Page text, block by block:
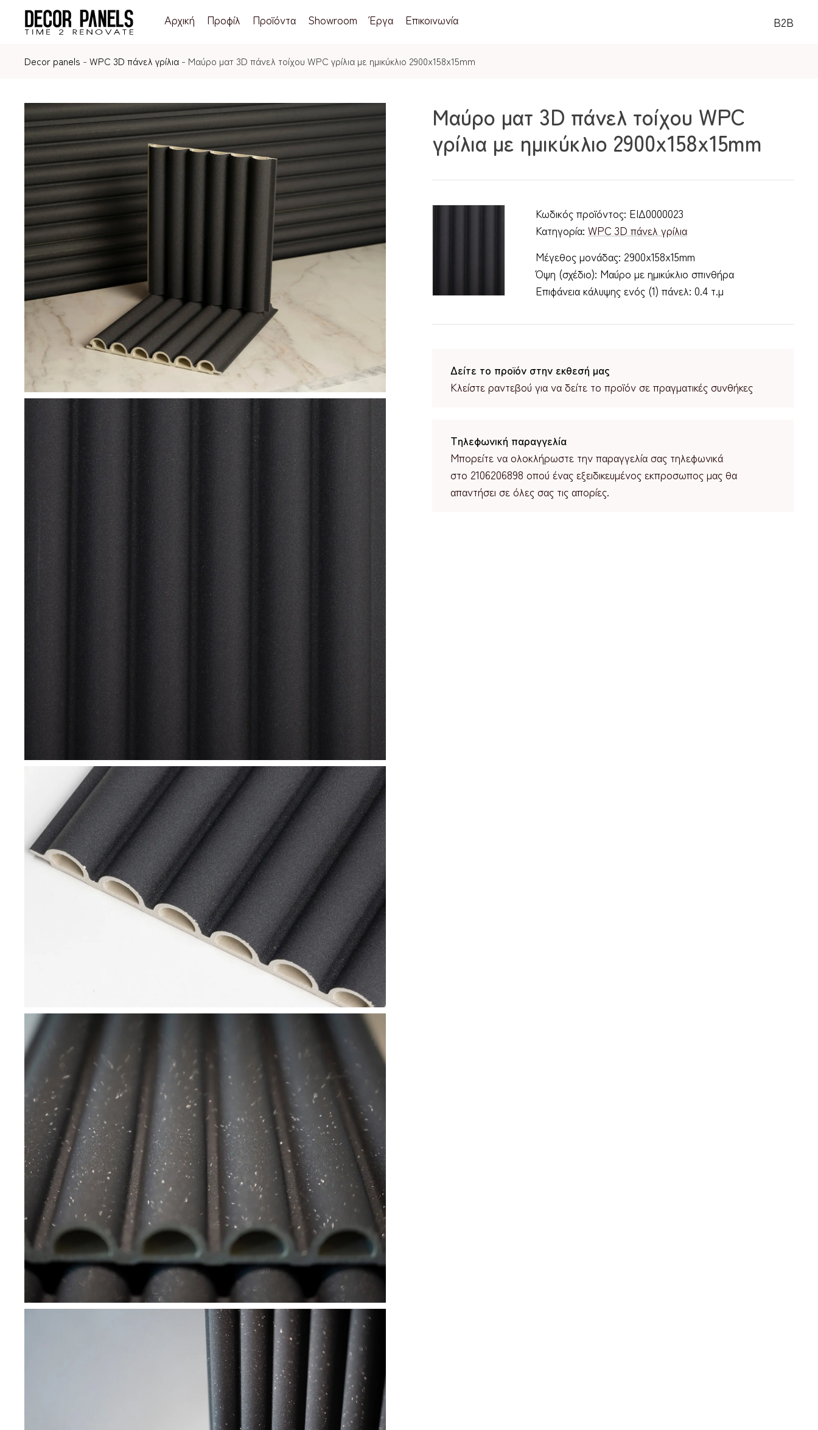
Αρχική Προφίλ Προϊόντα Showroom Έργα Επικοινωνία B2B
Decor panels - WPC 3D πάνελ γρίλια - Μαύρο ματ 3D πάνελ τοίχου WPC γρίλια με ημικύκλιο 2900x158x15mm
Μαύρο ματ 3D πάνελ τοίχου WPC
γρίλια με ημικύκλιο 2900x158x15mm
Κωδικός προϊόντος: ΕΙΔ0000023
Κατηγορία: WPC 3D πάνελ γρίλια
Μέγεθος μονάδας: 2900x158x15mm
Όψη (σχέδιο): Μαύρο με ημικύκλιο σπινθήρα
Επιφάνεια κάλυψης ενός (1) πάνελ: 0.4 τ.μ
Δείτε το προϊόν στην εκθεσή μας
Κλείστε ραντεβού για να δείτε το προϊόν σε πραγματικές συνθήκες
Τηλεφωνική παραγγελία
Μπορείτε να ολοκλήρωστε την παραγγελία σας τηλεφωνικά
στο 2106206898 οπού ένας εξειδικευμένος εκπροσωπος μας θα
απαντήσει σε όλες σας τις απορίες.